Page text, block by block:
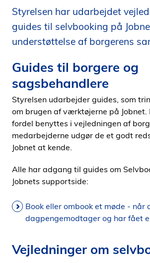
h
o
l
d
å
s
d
e
n
Styrelsen har udarbejdet
guides til selvbooking på
understøttelse af borgerens
Guides til borgere og
sagsbehandlere
Styrelsen udarbejder guides, som
om brugen af værktøjerne på Jobnet.
fordel benyttes i vejledningen af
medarbejderne udgør de et godt
Jobnet at kende.
Alle har adgang til guides om
Jobnets supportside:
Book eller ombook et møde - når
dagpengemodtager og har fået
Vejledninger om